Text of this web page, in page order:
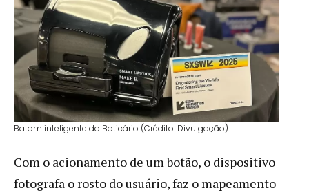
Batom inteligente do Boticário (Crédito: Divulgação)
Com o acionamento de um botão, o dispositivo
fotografa o rosto do usuário, faz o mapeamento